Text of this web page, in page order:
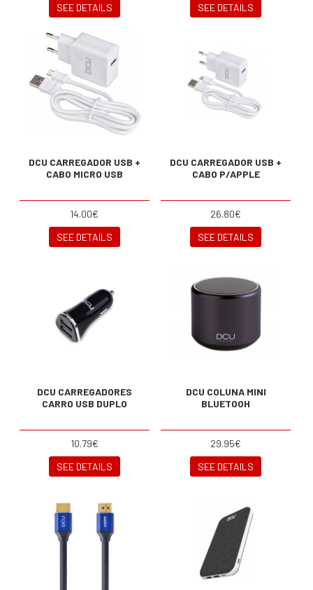
SEE DETAILS
SEE DETAILS
DCU CARREGADOR USB +
CABO MICRO USB
14.00€
SEE DETAILS
DCU CARREGADOR USB +
CABO P/APPLE
26.80€
SEE DETAILS
DCU CARREGADORES
CARRO USB DUPLO
10.79€
SEE DETAILS
DCU COLUNA MINI
BLUETOOH
29.95€
SEE DETAILS